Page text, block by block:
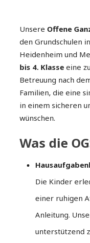
Unsere Offene
den Grundschulen
Heidenheim und
bis 4. Klasse eine
Betreuung nach
Familien, die eine
in einem sicheren
wünschen.
Was die
Die Kinder
einer ruhigen
Anleitung.
unterstützend